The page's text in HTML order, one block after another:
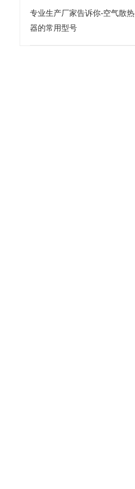
专业生产厂家告诉你-空气散热
器的常用型号